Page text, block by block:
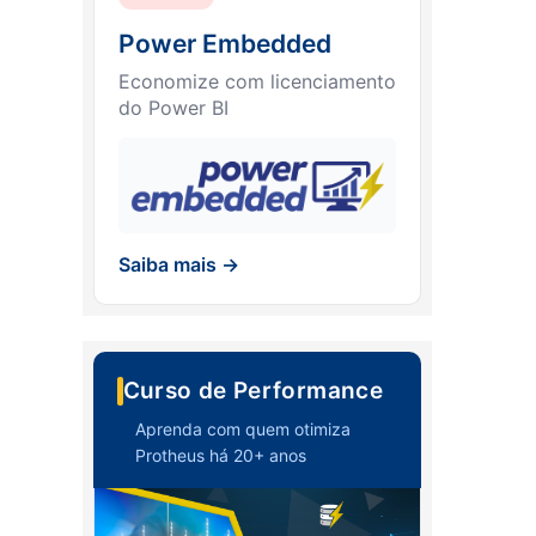
Power Embedded
Economize com licenciamento
do Power BI
Saiba mais →
Curso de Performance
Aprenda com quem otimiza
Protheus há 20+ anos